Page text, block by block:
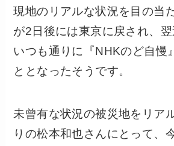
現地のリアルな状況を目の当
が2日後には東京に戻され、
いつも通りに『NHKのど自慢
ととなったそうです。
未曾有な状況の被災地をリア
りの松本和也さんにとって、